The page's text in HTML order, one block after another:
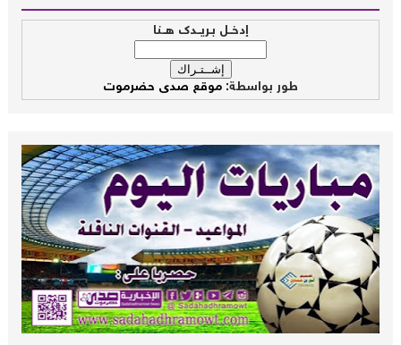
إدخــل بـريــدك هــنا
طور بواسطة:موقع صدى حضرموت